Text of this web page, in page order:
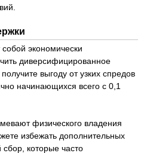
экономически
диверсифицированное
выгоду от узких спредов
начинающихся всего с 0,1
физического владения
избежать дополнительных
сбор, которые часто